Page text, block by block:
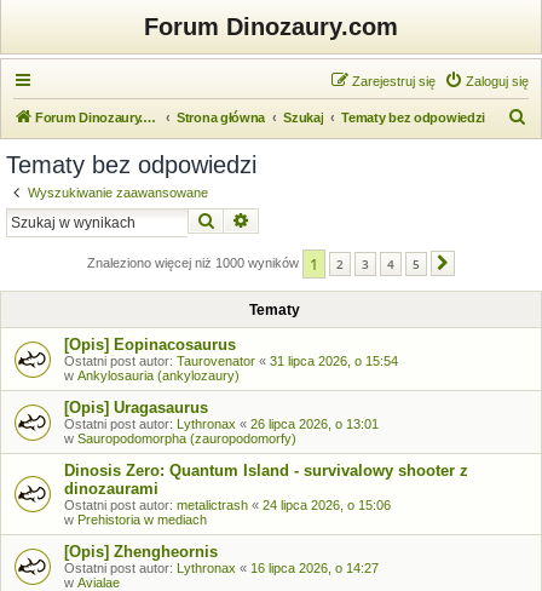
Forum Dinozaury.com
Zaloguj się
Zarejestruj się
Forum Dinozaury.com Strona główna Szukaj Tematy bez odpowiedzi
Tematy bez odpowiedzi
Wyszukiwanie zaawansowane
Szukaj
Znaleziono więcej niż 1000 wyników 1 2 3 4 5
Tematy
[Opis] Eopinacosaurus
Ostatni post autor: Taurovenator « 31 lipca 2026, o 15:54
w Ankylosauria (ankylozaury)
[Opis] Uragasaurus
Ostatni post autor: Lythronax « 26 lipca 2026, o 13:01
w Sauropodomorpha (zauropodomorfy)
Dinosis Zero: Quantum Island - survivalowy shooter z
dinozaurami
Ostatni post autor: metalictrash « 24 lipca 2026, o 15:06
w Prehistoria w mediach
[Opis] Zhengheornis
Ostatni post autor: Lythronax « 16 lipca 2026, o 14:27
w Avialae